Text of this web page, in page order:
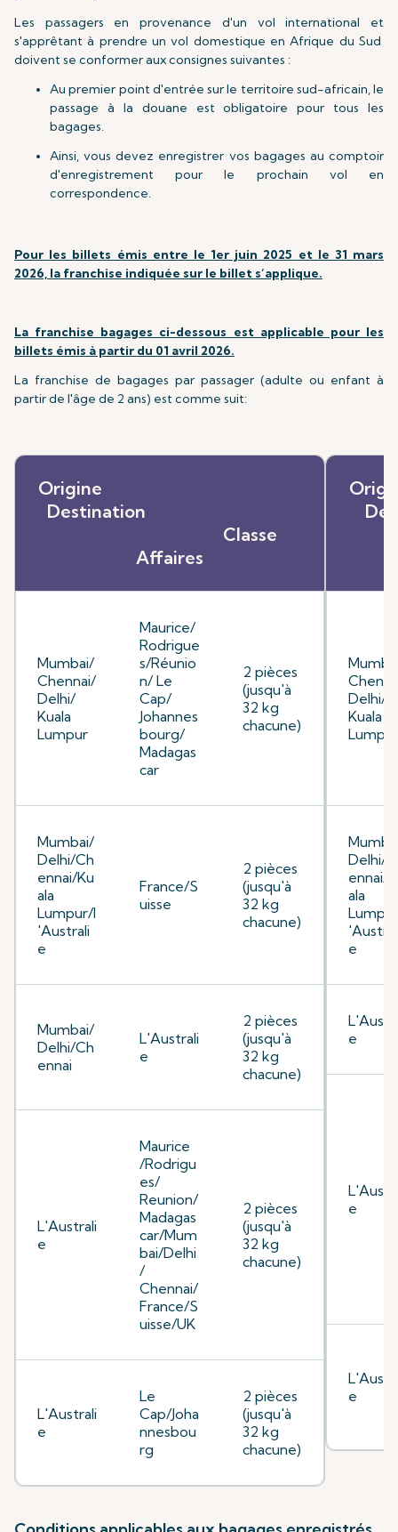
Les passagers en provenance d'un vol international et
s'apprêtant à prendre un vol domestique en Afrique du Sud
doivent se conformer aux consignes suivantes :
Au premier point d'entrée sur le territoire sud-africain, le
passage à la douane est obligatoire pour tous les
bagages.
Ainsi, vous devez enregistrer vos bagages au comptoir
d'enregistrement pour le prochain vol en
correspondence.
Pour les billets émis entre le 1er juin 2025 et le 31 mars
2026, la franchise indiquée sur le billet s’applique.
La franchise bagages ci-dessous est applicable pour les
billets émis à partir du 01 avril 2026.
La franchise de bagages par passager (adulte ou enfant à
partir de l'âge de 2 ans) est comme suit:
Origine
Destination
Classe
Affaires
Mumbai/
Chennai/
Delhi/
Kuala
Lumpur
Maurice/
Rodrigue
s/Réunio
n/ Le
Cap/
Johannes
bourg/
Madagas
car
2 pièces
(jusqu'à
32 kg
chacune)
Mumbai/
Delhi/Ch
ennai/Ku
ala
Lumpur/l
'Australi
e
France/S
uisse
2 pièces
(jusqu'à
32 kg
chacune)
Mumbai/
Delhi/Ch
ennai
L'Australi
e
2 pièces
(jusqu'à
32 kg
chacune)
L'Australi
e
Maurice
/Rodrigu
es/
Reunion/
Madagas
car/Mum
bai/Delhi
/
Chennai/
France/S
uisse/UK
2 pièces
(jusqu'à
32 kg
chacune)
L'Australi
e
Le
Cap/Joha
nnesbou
rg
2 pièces
(jusqu'à
32 kg
chacune)
Delhi/
Kuala
Lumpur
Delhi/
ennai/
ala
e
e
e
e